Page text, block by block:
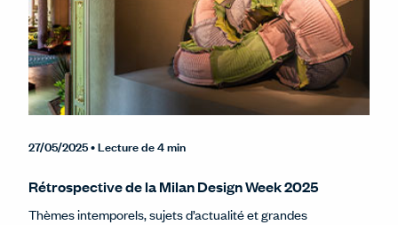
27/05/2025• Lecture de 4 min
Rétrospective de la Milan Design Week 2025
Thèmes intemporels, sujets d’actualité et grandes